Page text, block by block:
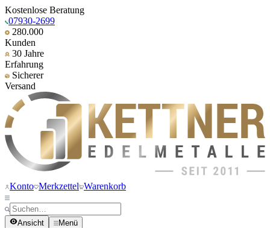
Kostenlose Beratung
07930-2699
280.000
Kunden
30 Jahre
Erfahrung
Sicherer
Versand
Konto Merkzettel Warenkorb
Ansicht Menü